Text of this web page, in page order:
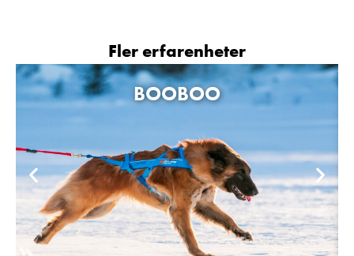
Fler erfarenheter
BOOBOO